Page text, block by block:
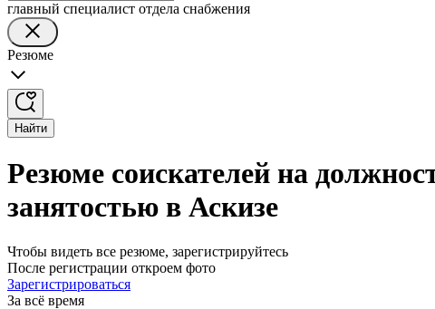
главный специалист отдела снабжения
Резюме
Найти
Резюме соискателей на
занятостью в Аскизе
Чтобы видеть все резюме, зарегистрируйтесь
После регистрации откроем фото
Зарегистрироваться
За всё время